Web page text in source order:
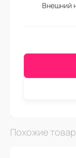
Внешний
Похожие